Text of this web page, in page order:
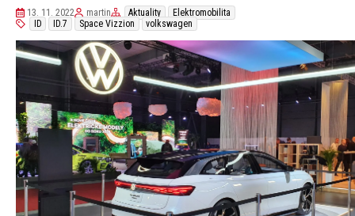
13. 11. 2022 martin Aktuality
Elektromobilita
ID
ID.7 Space Vizzion volkswagen